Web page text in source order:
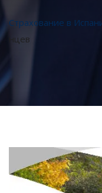
Страхование в
нцев